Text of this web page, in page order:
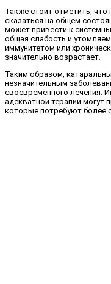
Также стоит отметить,
сказаться на общем
может привести к
общая слабость и
иммунитетом или
значительно возрастает.
Таким образом,
незначительным
своевременного лечения.
адекватной терапии могут
которые потребуют более